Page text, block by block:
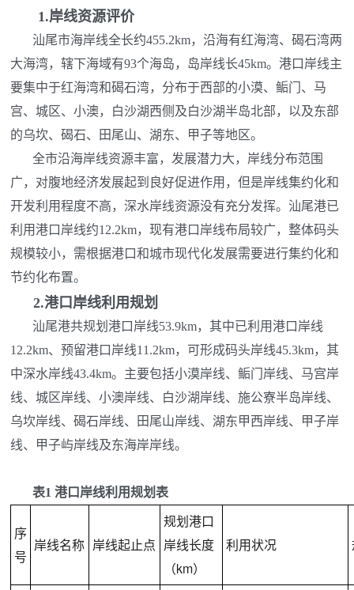
1.岸线资源评价
汕尾市海岸线全长约455.2km，沿海有红海湾、碣石湾两
大海湾，辖下海域有93个海岛，岛岸线长45km。港口岸线主
要集中于红海湾和碣石湾，分布于西部的小漠、鲘门、马
宫、城区、小澳，白沙湖西侧及白沙湖半岛北部，以及东部
的乌坎、碣石、田尾山、湖东、甲子等地区。
全市沿海岸线资源丰富，发展潜力大，岸线分布范围
广，对腹地经济发展起到良好促进作用，但是岸线集约化和
开发利用程度不高，深水岸线资源没有充分发挥。汕尾港已
利用港口岸线约12.2km，现有港口岸线布局较广，整体码头
规模较小，需根据港口和城市现代化发展需要进行集约化和
节约化布置。
2.港口岸线利用规划
汕尾港共规划港口岸线53.9km，其中已利用港口岸线
12.2km、预留港口岸线11.2km，可形成码头岸线45.3km，其
中深水岸线43.4km。主要包括小漠岸线、鲘门岸线、马宫岸
线、城区岸线、小澳岸线、白沙湖岸线、施公寮半岛岸线、
乌坎岸线、碣石岸线、田尾山岸线、湖东甲西岸线、甲子岸
线、甲子屿岸线及东海岸岸线。
表1 港口岸线利用规划表
序
号
岸线名称 岸线起止点
规划港口
岸线长度
（km）
利用状况